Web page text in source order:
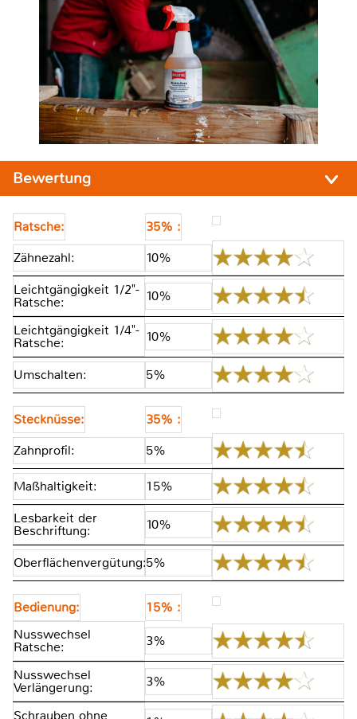
Bewertung
Ratsche:
35% :
Zähnezahl:
10%
Leichtgängigkeit 1/2"-
Ratsche: 10%
Leichtgängigkeit 1/4"-
Ratsche: 10%
Umschalten: 5%
Stecknüsse:
35% :
Zahnprofil:
5%
Maßhaltigkeit:
15%
Lesbarkeit der
Beschriftung: 10%
Oberflächenvergütung:5%
Bedienung:
15% :
Nusswechsel
Ratsche: 3%
Nusswechsel
Verlängerung: 3%
Schrauben ohne